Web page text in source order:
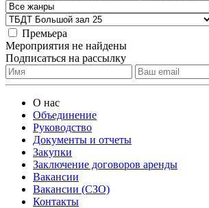
Премьера
Мероприятия не найдены
Подписаться на рассылку
О нас
Объединение
Руководство
Документы и отчеты
Закупки
Заключение договоров аренды
Вакансии
Вакансии (СЗО)
Контакты